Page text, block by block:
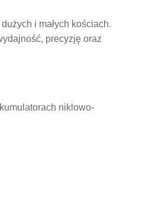
i małych kościach.
precyzję oraz
niklowo-